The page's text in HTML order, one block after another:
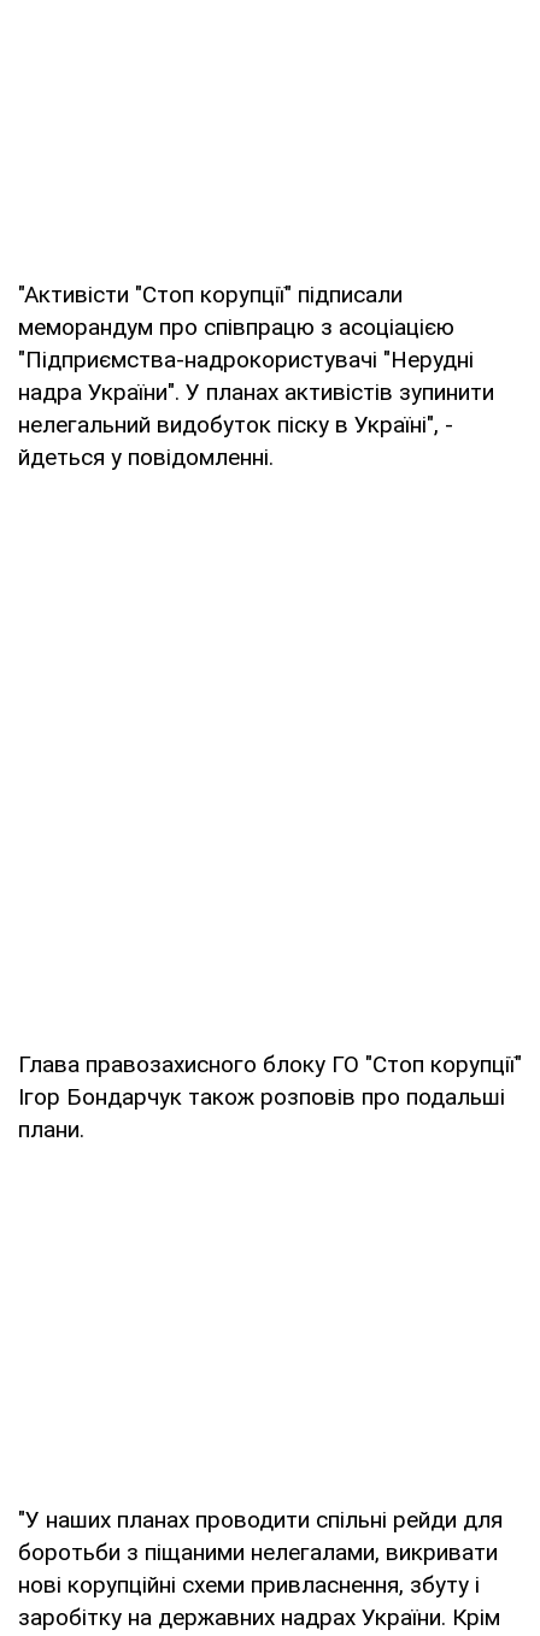
"Активісти "Стоп корупції" підписали
меморандум про співпрацю з асоціацією
"Підприємства-надрокористувачі "Нерудні
надра України". У планах активістів зупинити
нелегальний видобуток піску в Україні", -
йдеться у повідомленні.
Глава правозахисного блоку ГО "Стоп корупції"
Ігор Бондарчук також розповів про подальші
плани.
"У наших планах проводити спільні рейди для
боротьби з піщаними нелегалами, викривати
нові корупційні схеми привласнення, збуту і
заробітку на державних надрах України. Крім